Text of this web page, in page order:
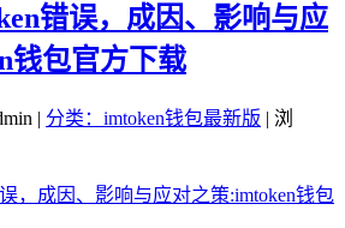
错误，成因、影响与应
钱包官方下载
| 分类：imtoken钱包最新版 | 浏